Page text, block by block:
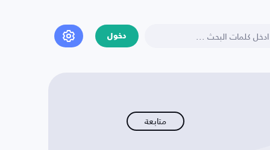
دخول
متابعة